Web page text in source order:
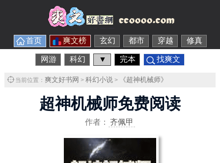
首页 爽文榜 玄幻 都市 穿越 修真
网游 科幻 ▼ 完本 找爽文
当前位置： 爽文好书网 > 科幻小说> 《超神机械师》
超神机械师免费阅读
作者： 齐佩甲